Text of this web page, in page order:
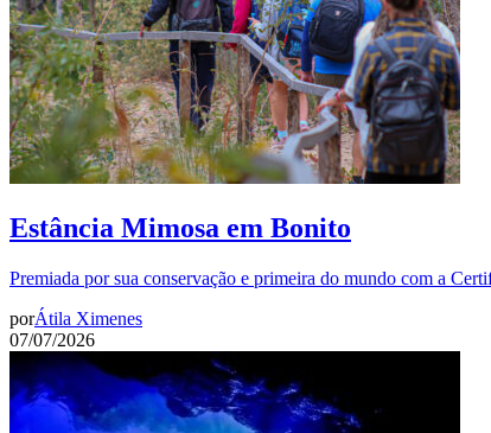
Estância Mimosa em Bonito
Premiada por sua conservação e primeira do mundo com a
porÁtila Ximenes
07/07/2026